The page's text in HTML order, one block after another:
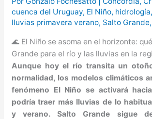
más de $580
habilitan cortes de
puntos de
cuenca del Uruguay, El Niño, hidrología,
lluvias primavera verano, Salto Grande,
🌊 El Niño se asoma en el horizonte:
Grande para el río y las lluvias en la
Aunque hoy el río transita un
normalidad, los modelos climáticos
fenómeno El Niño se activará
podría traer más lluvias de lo
y verano. Salto Grande sigue